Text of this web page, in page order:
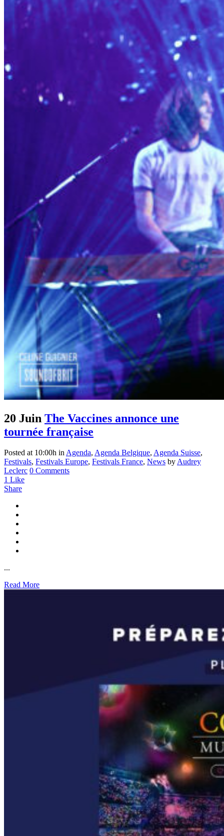
20 Juin The Vaccines annonce une
tournée française
Posted at 10:00h inAgenda, Agenda Belgique, Agenda Suisse,
Festivals, Festivals Europe, Festivals France, News byAudrey
Leclerc 0 Comments
1 Like
Share
...
Read More